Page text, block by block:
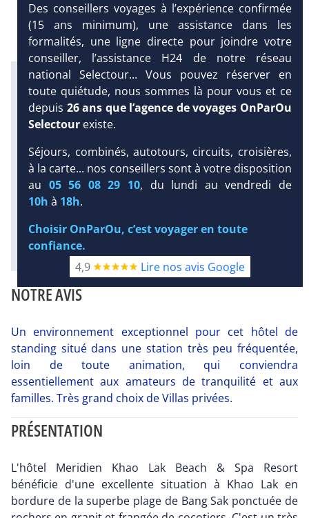
DEMANDE
D’INFORMATIONS
Infos météo :
31 °C 417 mm
30 °C
Infos plages :
< 100 m
2.5 km
Équipement :
275
Tx: 50 % Tx
64 %
Infos golfs :
NOTRE AVIS
Un environnement exceptionnel pour cet hôtel de
standing situé dans une station très peu fréquentée,
loin de toute animation, qui conviendra
essentiellement aux amateurs de tranquilité et aux
familles. Très grand choix de Villas privées.
PRÉSENTATION
L'hôtel Meridien Khao Lak Beach & Spa Resort
bénéficie d'une excellente situation à Khao Lak en
bordure de la superbe plage de Bang Sak ponctuée de
Des conseillers voyages à l’expérience confirmée
(15 ans minimum), une assistance dans les
formalités, une ligne directe pour joindre votre
conseiller, l’assistance H24 de notre réseau
national Selectour... Vous pouvez réserver en
toute quiétude, nous sommes là pour vous et ce
depuis 26 ans que l’agence de voyages OnParOu
Selectour existe.
Séjours, combinés, autotours, circuits, croisières,
à la carte... nos conseillers sont à votre disposition
au 05 56 08 29 10, du lundi au vendredi de
10h à 18h.
Choisir OnParOu, c’est voyager en toute
confiance.
4,9
Lire nos avis Google